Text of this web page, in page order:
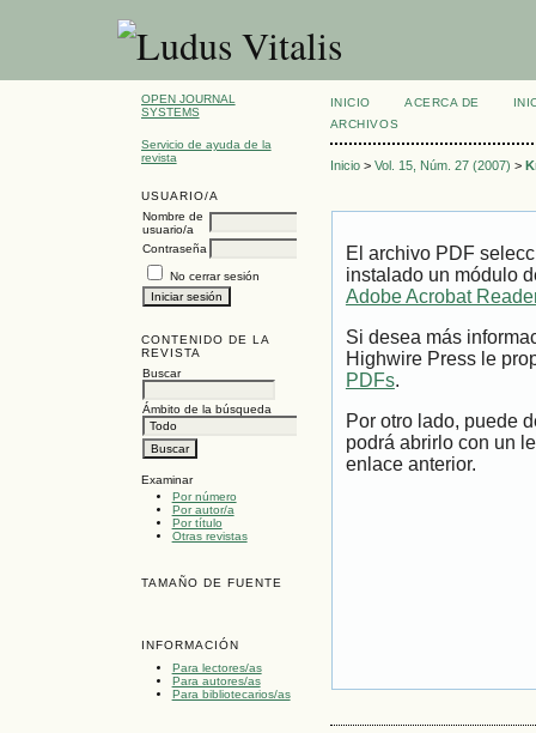
OPEN JOURNAL
SYSTEMS
Servicio de ayuda de la
revista
USUARIO/A
Nombre de
usuario/a
Contraseña
No cerrar sesión
CONTENIDO DE LA
REVISTA
Buscar
Ámbito de la búsqueda
Examinar
Por número
Por autor/a
Por título
Otras revistas
TAMAÑO DE FUENTE
INFORMACIÓN
Para lectores/as
Para autores/as
Para bibliotecarios/as
INICIO ACERCA DE
ARCHIVOS
Inicio> Vol. 15, Núm. 27 (2007) >
El archivo PDF
instalado un módulo
Adobe Acrobat
Si desea más
Highwire Press le
PDFs.
Por otro lado, puede
podrá abrirlo con un
enlace anterior.